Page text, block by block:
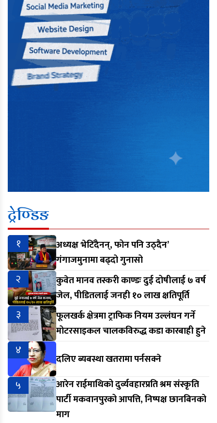
ट्रेण्डिङ
१
अध्यक्ष भेटिँदैनन्, फोन पनि उठ्दैन’
गंगाजमुनामा बढ्दो गुनासो
२
कुवेत मानव तस्करी काण्डः दुई दोषीलाई ७ वर्ष
जेल, पीडितलाई जनही १० लाख क्षतिपूर्ति
३
फूलखर्क क्षेत्रमा ट्राफिक नियम उल्लंघन गर्ने
मोटरसाइकल चालकविरुद्ध कडा कारबाही हुने
४
दलिए ब्यबस्था खतरामा पर्नसक्ने
५
आरेन राईमाथिको दुर्व्यवहारप्रति श्रम संस्कृति
पार्टी मकवानपुरको आपत्ति, निष्पक्ष छानबिनको
माग